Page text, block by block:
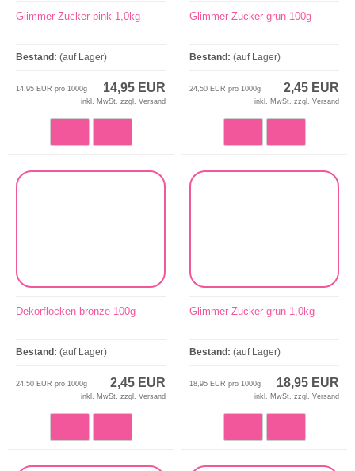
Glimmer Zucker pink 1,0kg
Bestand: (auf Lager)
14,95 EUR
14,95 EUR pro 1000g
inkl. MwSt. zzgl. Versand
Glimmer Zucker grün 100g
Bestand: (auf Lager)
2,45 EUR
24,50 EUR pro 1000g
inkl. MwSt. zzgl. Versand
Dekorflocken bronze 100g
Bestand: (auf Lager)
2,45 EUR
24,50 EUR pro 1000g
inkl. MwSt. zzgl. Versand
Glimmer Zucker grün 1,0kg
Bestand: (auf Lager)
18,95 EUR
18,95 EUR pro 1000g
inkl. MwSt. zzgl. Versand